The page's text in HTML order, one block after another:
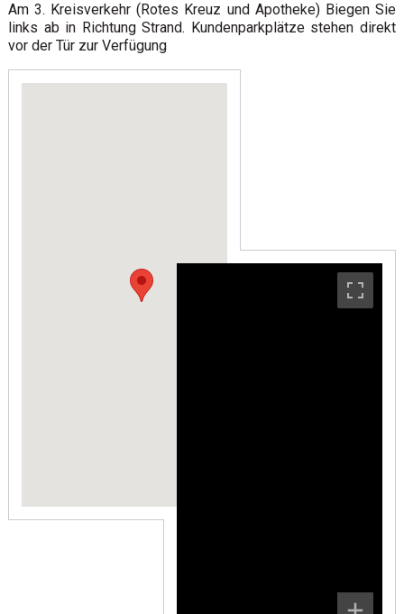
Am 3. Kreisverkehr (Rotes Kreuz und Apotheke) Biegen Sie
links ab in Richtung Strand. Kundenparkplätze stehen direkt
vor der Tür zur Verfügung